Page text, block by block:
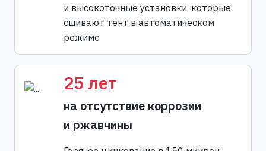
и высокоточные установки, которые
сшивают тент в автоматическом
режиме
25 лет
на отсутствие коррозии
и ржавчины